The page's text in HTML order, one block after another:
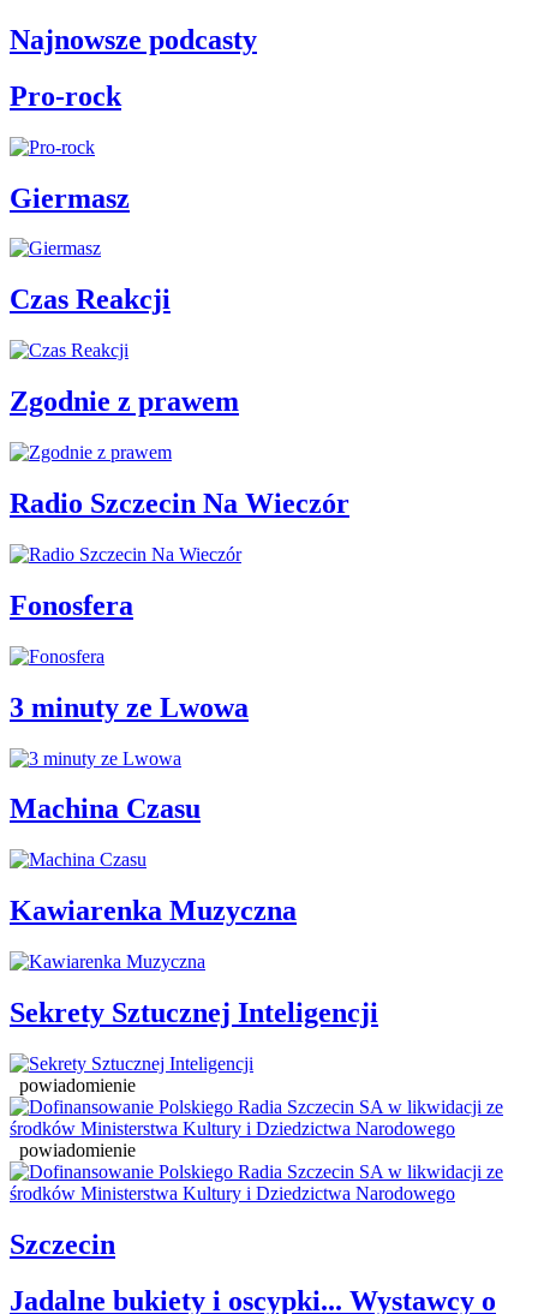
Najnowsze podcasty
Pro-rock
Giermasz
Czas Reakcji
Zgodnie z prawem
Radio Szczecin Na Wieczór
Fonosfera
3 minuty ze Lwowa
Machina Czasu
Kawiarenka Muzyczna
Sekrety Sztucznej Inteligencji
powiadomienie
powiadomienie
Szczecin
Jadalne bukiety i oscypki... Wystawcy o